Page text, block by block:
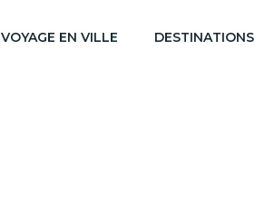
VOYAGE EN VILLE DESTINATIONS